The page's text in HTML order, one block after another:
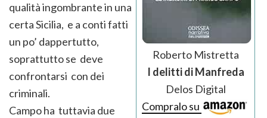
Roberto Mistretta
I delitti di Manfreda
Delos Digital
Compralo su
qualità ingombrante in una
certa Sicilia, e a conti fatti
un po’ dappertutto,
soprattutto se deve
confrontarsi con dei
criminali.
Campo ha tuttavia due